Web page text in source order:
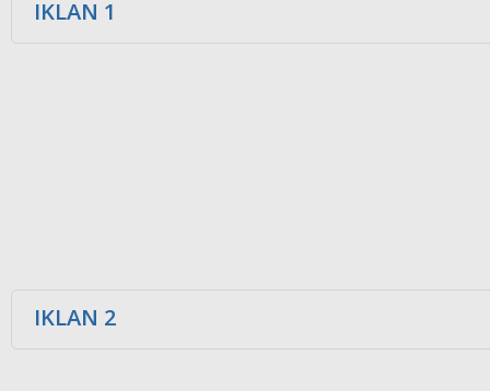
IKLAN 1
IKLAN 2